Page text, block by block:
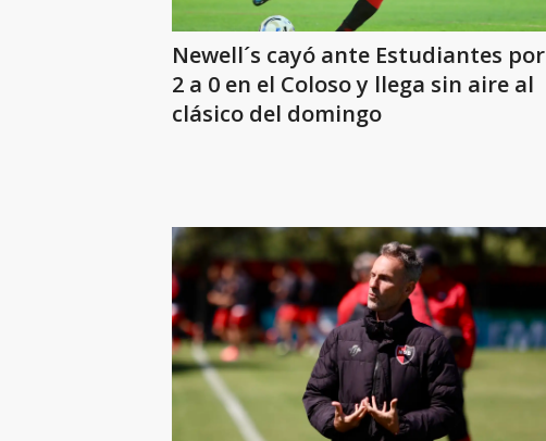
Newell´s cayó ante Estudiantes por
2 a 0 en el Coloso y llega sin aire al
clásico del domingo